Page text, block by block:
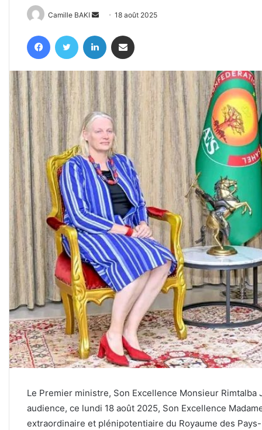
Camille BAKI
Envoyer
courriel
18 août 2025
FacebookTwitter Linkedin
Le Premier ministre, Son Excellence Monsieur Rimtalba
audience, ce lundi 18 août 2025, Son Excellence
extraordinaire et plénipotentiaire du Royaume des